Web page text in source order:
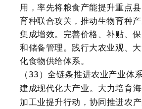
用，率先将粮食产能提升重点
育种联合攻关，推动生物育种
集成增效。完善价格、补贴、
和储备管理。践行大农业观、
化食物供给体系。
（33）全链条推进农业产业
建成现代化大产业。大力培育
加工业提升行动，协同推进农